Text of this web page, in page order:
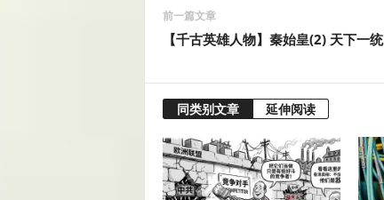
前一篇文章
【千古英雄人物】秦始皇(2) 天下一统
同类别文章 延伸阅读